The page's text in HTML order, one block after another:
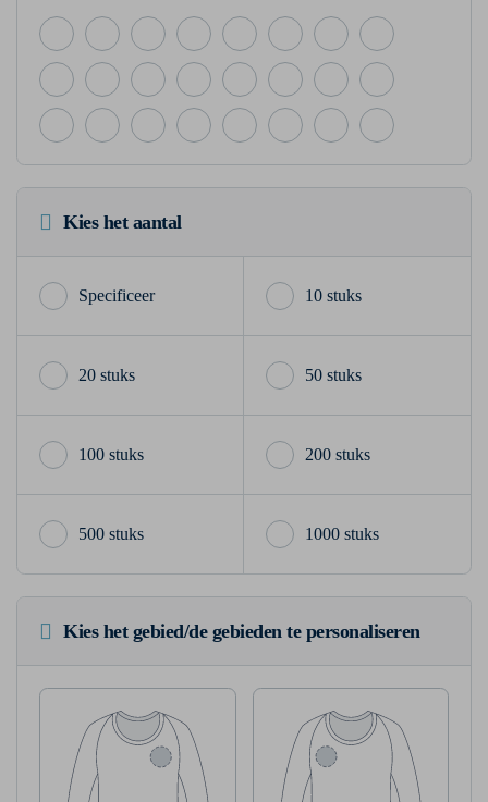
Kies het aantal
10 stuks
20 stuks 50 stuks
100 stuks 200 stuks
500 stuks 1000 stuks
Kies het gebied/de gebieden te personaliseren